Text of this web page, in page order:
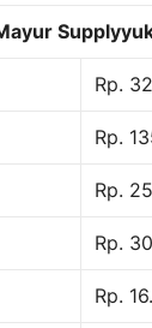
Rp.
Rp.
Rp.
Rp.
Rp.